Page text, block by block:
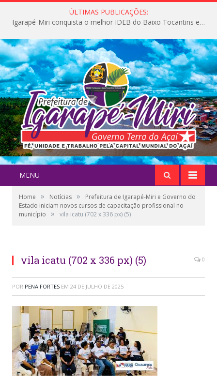
ÚLTIMAS PUBLICAÇÕES:
Igarapé-Miri conquista o melhor IDEB do Baixo Tocantins e avança na qualidade da educação pública
MENU
Home » Notícias »
Prefeitura de Igarapé-Miri e Governo do
Estado iniciam novos cursos de capacitação profissional no
município
» vila icatu (702 x 336 px) (5)
vila icatu (702 x 336 px) (5) 0
POR PENA.FORTES EM 24 DE JULHO DE 2025